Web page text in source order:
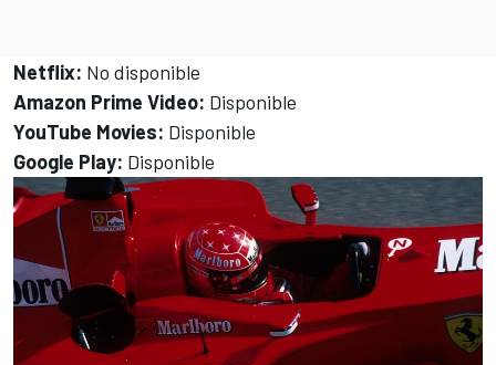
Netflix: No disponible
Amazon Prime Video: Disponible
YouTube Movies: Disponible
Google Play: Disponible